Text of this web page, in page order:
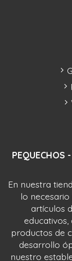
PEQUECHOS
En nuestra
lo
artículos
productos de
desarrollo
nuestro